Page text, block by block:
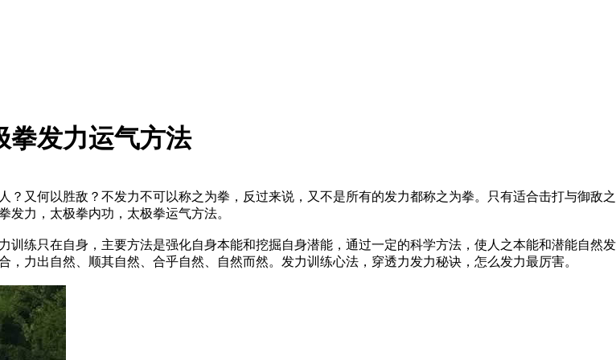
拳发力运气方法
何以胜敌？不发力不可以称之为拳，反过来说，又不是所有的发力都称之为拳。只有适合击打与御敌之
力，太极拳内功，太极拳运气方法。
只在自身，主要方法是强化自身本能和挖掘自身潜能，通过一定的科学方法，使人之本能和潜能自然发
力出自然、顺其自然、合乎自然、自然而然。发力训练心法，穿透力发力秘诀，怎么发力最厉害。